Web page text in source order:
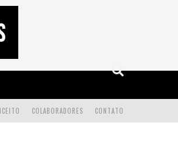
CONTATO
COLABORADORES